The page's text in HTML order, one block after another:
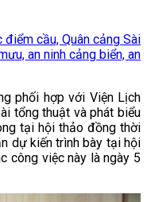
cầu, Quân cảng Sài
an ninh cảng biển, an
phối hợp với Viện Lịch
tổng thuật và phát biểu
tại hội thảo đồng thời
dự kiến trình bày tại hội
công việc này là ngày 5